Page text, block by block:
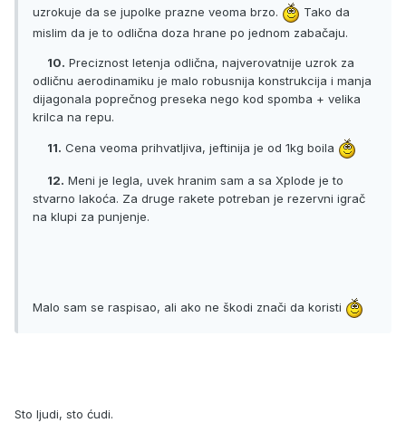
uzrokuje da se jupolke prazne veoma brzo.
Tako da
mislim da je to odlična doza hrane po jednom zabačaju.
10. Preciznost letenja odlična, najverovatnije uzrok za
odličnu aerodinamiku je malo robusnija konstrukcija i manja
dijagonala poprečnog preseka nego kod spomba + velika
krilca na repu.
11. Cena veoma prihvatljiva, jeftinija je od 1kg boila
12. Meni je legla, uvek hranim sam a sa Xplode je to
stvarno lakoća. Za druge rakete potreban je rezervni igrač
na klupi za punjenje.
Malo sam se raspisao, ali ako ne škodi znači da koristi
Sto ljudi, sto ćudi.